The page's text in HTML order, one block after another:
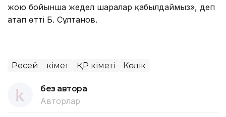
жою бойынша жедел шаралар қабылдаймыз», деп
атап өтті Б. Сұлтанов.
Ресей Үкімет ҚР Үкіметі Көлік
без автора
Авторлар